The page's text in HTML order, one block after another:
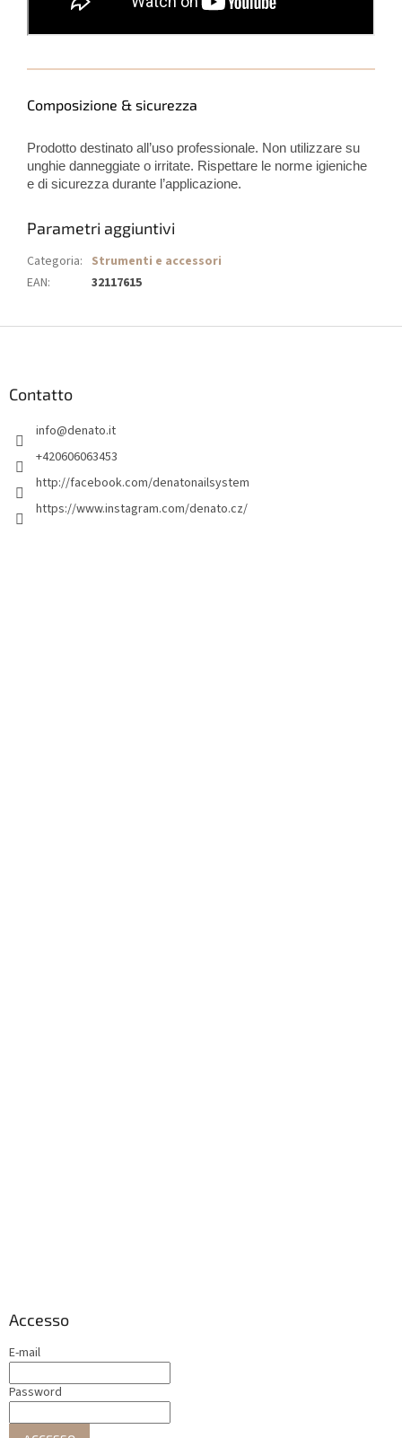
Composizione & sicurezza
Prodotto destinato all’uso professionale. Non utilizzare su
unghie danneggiate o irritate. Rispettare le norme igieniche
e di sicurezza durante l’applicazione.
Parametri aggiuntivi
Categoria: Strumenti e accessori
EAN: 32117615
Contatto
info@denato.it
+420606063453
http://facebook.com/denatonailsystem
https://www.instagram.com/denato.cz/
Accesso
E-mail
Password